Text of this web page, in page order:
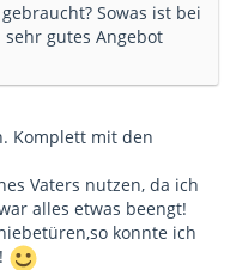
Sowas ist bei
gutes Angebot
Komplett mit den
Vaters nutzen, da ich
alles etwas beengt!
konnte ich